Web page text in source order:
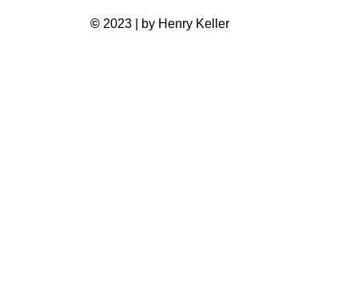
© 2023 | by Henry Keller